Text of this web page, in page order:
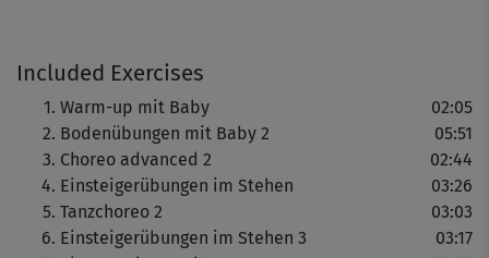
Nach dem Warm-up geht’s ab auf die Matte für BBP- und
Armübungen wie den Baby-Fahrstuhl. Mit deinem Schatz
in der Trage tanzt du dich im Anschluss fit mit einer
tollen Choreo. Danach ruft dich wieder die
Königsdisziplin, die Squats für Beine und Po. Jetzt heißt
es ChaChaCha mit Sushi-Moves und Co.! Das bringt gute
Laune für die kräftigenden Repeater. Zum Ende hin
Included Exercises
Warm-up mit Baby
02:05
Bodenübungen mit Baby 2
05:51
Choreo advanced 2
02:44
Einsteigerübungen im Stehen
03:26
Tanzchoreo 2
03:03
Einsteigerübungen im Stehen 3
03:17